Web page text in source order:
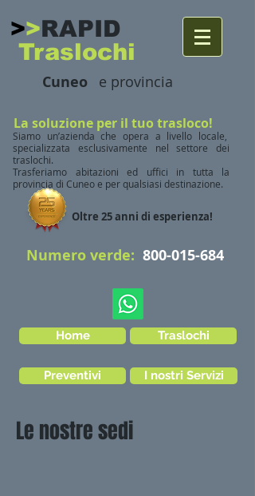
>>RAPID​
Traslochi
Cuneo e provincia
La soluzione per il tuo trasloco!
Siamo un’azienda che opera a livello locale,
specializzata esclusivamente nel settore dei
traslochi.
Trasferiamo abitazioni ed uffici in tutta la
provincia di Cuneo e per qualsiasi destinazione.
Oltre 25 anni di esperienza!
Numero verde: 800-015-684
Home Traslochi
Preventivi I nostri Servizi
Le nostre sedi